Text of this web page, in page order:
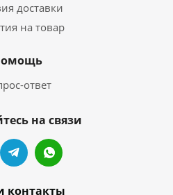
доставки
на товар
ответ
на связи
контакты